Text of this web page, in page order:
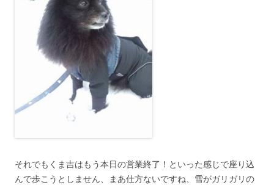
それでもくま吉はもう本日の営業終了！といった感じで座り込
んで歩こうとしません、まあ仕方ないですね、雪がガリガリの